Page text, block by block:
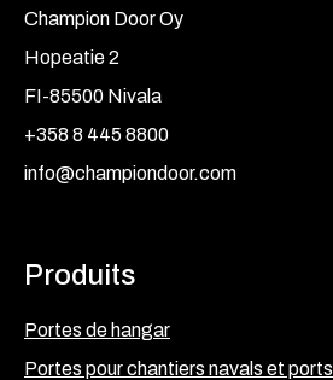
Champion Door Oy
Hopeatie 2
FI-85500 Nivala
+358 8 445 8800
info@championdoor.com
Produits
Portes de hangar
Portes pour chantiers navals et ports